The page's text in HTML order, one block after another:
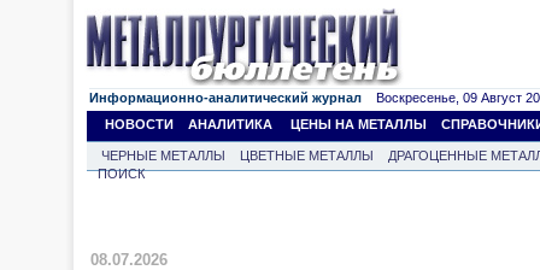
Информационно-аналитический журнал Воскресенье, 09 Август
НОВОСТИ
АНАЛИТИКА ЦЕНЫ НА МЕТАЛЛЫ
ЧЕРНЫЕ МЕТАЛЛЫ ЦВЕТНЫЕ МЕТАЛЛЫ
ДРАГОЦЕННЫЕ
ПОИСК
08.07.2026